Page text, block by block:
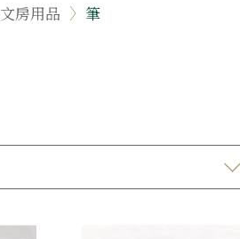
文房用品 筆